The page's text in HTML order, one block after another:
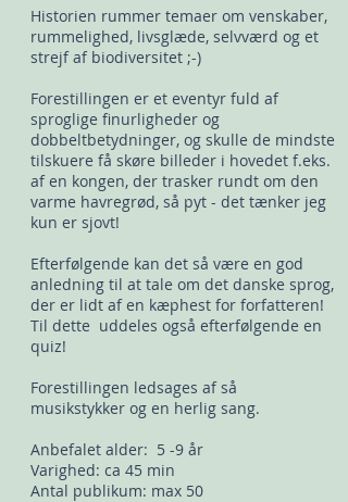
Historien rummer temaer om venskaber,
rummelighed, livsglæde, selvværd og et
strejf af biodiversitet ;-)
Forestillingen er et eventyr fuld af
sproglige finurligheder og
dobbeltbetydninger, og skulle de mindste
tilskuere få skøre billeder i hovedet f.eks.
af en kongen, der trasker rundt om den
varme havregrød, så pyt - det tænker jeg
kun er sjovt!
Efterfølgende kan det så være en god
anledning til at tale om det danske sprog,
der er lidt af en kæphest for forfatteren!
Til dette uddeles også efterfølgende en
quiz!
Forestillingen ledsages af så
musikstykker og en herlig sang.
Anbefalet alder: 5 -9 år
Varighed: ca 45 min
Antal publikum: max 50